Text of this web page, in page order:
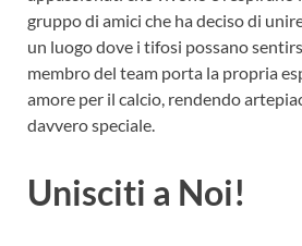
gruppo di amici che ha deciso di
un luogo dove i tifosi possano
membro del team porta la propria
amore per il calcio, rendendo
davvero speciale.
Unisciti a Noi!